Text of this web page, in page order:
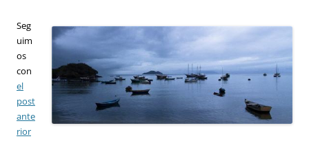
Seg
uim
os
con
el
post
ante
rior